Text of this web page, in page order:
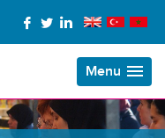
Menu